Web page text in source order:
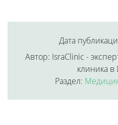
Дата
Автор: IsraClinic -
клиника в
Раздел: